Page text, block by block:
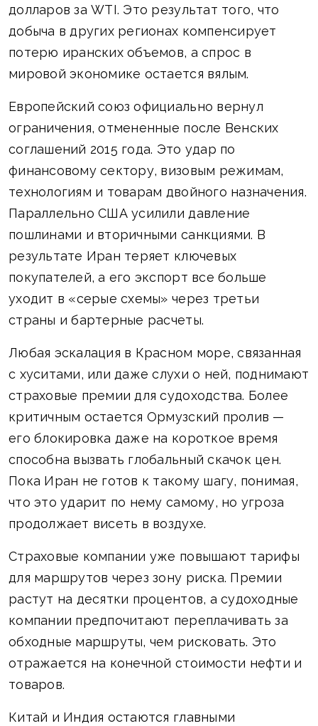
долларов за WTI. Это результат того, что
добыча в других регионах компенсирует
потерю иранских объемов, а спрос в
мировой экономике остается вялым.
Европейский союз официально вернул
ограничения, отмененные после Венских
соглашений 2015 года. Это удар по
финансовому сектору, визовым режимам,
технологиям и товарам двойного назначения.
Параллельно США усилили давление
пошлинами и вторичными санкциями. В
результате Иран теряет ключевых
покупателей, а его экспорт все больше
уходит в «серые схемы» через третьи
страны и бартерные расчеты.
Любая эскалация в Красном море, связанная
с хуситами, или даже слухи о ней, поднимают
страховые премии для судоходства. Более
критичным остается Ормузский пролив —
его блокировка даже на короткое время
способна вызвать глобальный скачок цен.
Пока Иран не готов к такому шагу, понимая,
что это ударит по нему самому, но угроза
продолжает висеть в воздухе.
Страховые компании уже повышают тарифы
для маршрутов через зону риска. Премии
растут на десятки процентов, а судоходные
компании предпочитают переплачивать за
обходные маршруты, чем рисковать. Это
отражается на конечной стоимости нефти и
товаров.
Китай и Индия остаются главными